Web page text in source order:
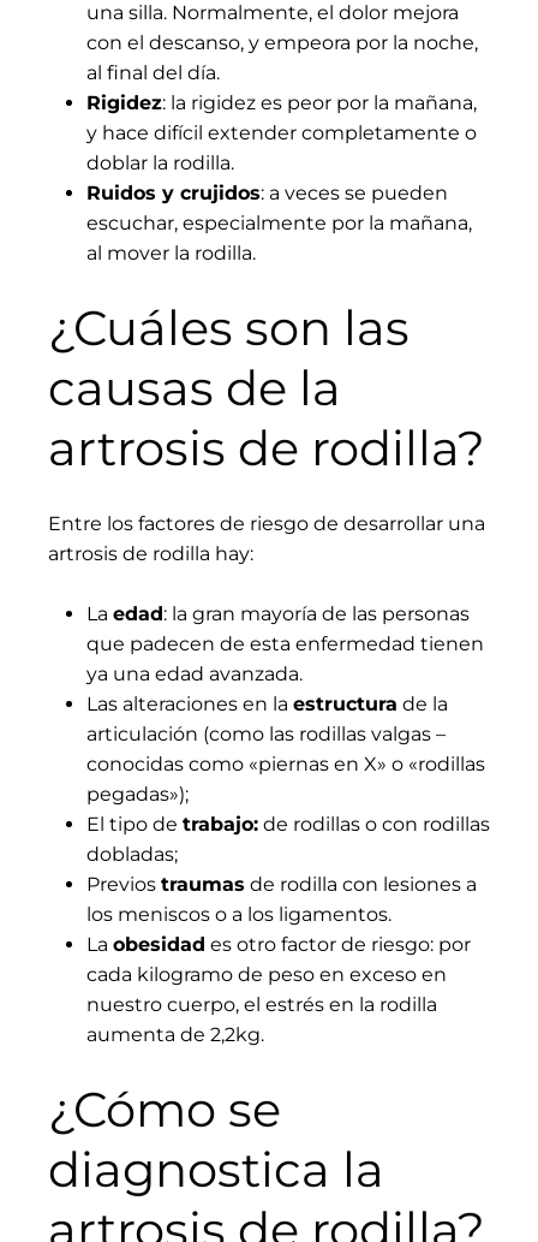
una silla. Normalmente, el dolor mejora
con el descanso, y empeora por la noche,
al final del día.
Rigidez: la rigidez es peor por la mañana,
y hace difícil extender completamente o
doblar la rodilla.
Ruidos y crujidos: a veces se pueden
escuchar, especialmente por la mañana,
al mover la rodilla.
¿Cuáles son las
causas de la
artrosis de rodilla?
Entre los factores de riesgo de desarrollar una
artrosis de rodilla hay:
La edad: la gran mayoría de las personas
que padecen de esta enfermedad tienen
ya una edad avanzada.
Las alteraciones en la estructura de la
articulación (como las rodillas valgas –
conocidas como «piernas en X» o «rodillas
pegadas»);
El tipo de trabajo: de rodillas o con rodillas
dobladas;
Previos traumas de rodilla con lesiones a
los meniscos o a los ligamentos.
La obesidad es otro factor de riesgo: por
cada kilogramo de peso en exceso en
nuestro cuerpo, el estrés en la rodilla
aumenta de 2,2kg.
¿Cómo se
diagnostica la
artrosis de rodilla?